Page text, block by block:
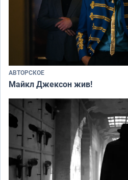
АВТОРСКОЕ
Майкл Джексон жив!